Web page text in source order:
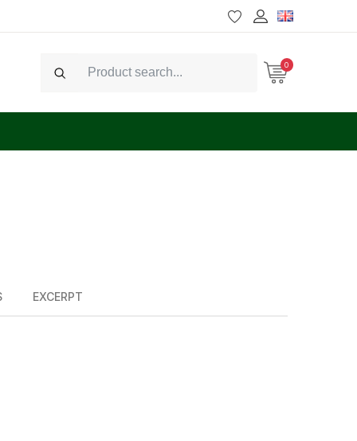
Search
0
EXCERPT